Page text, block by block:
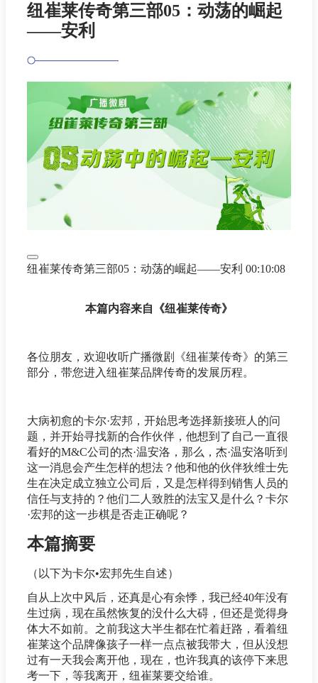
纽崔莱传奇第三部05：动荡的崛起
——安利
纽崔莱传奇第三部05：动荡的崛起——安利 00:10:08
本篇内容来自《纽崔莱传奇》
各位朋友，欢迎收听广播微剧《纽崔莱传奇》的第三
部分，带您进入纽崔莱品牌传奇的发展历程。
大病初愈的卡尔·宏邦，开始思考选择新接班人的问
题，并开始寻找新的合作伙伴，他想到了自己一直很
看好的M&C公司的杰·温安洛，那么，杰·温安洛听到
这一消息会产生怎样的想法？他和他的伙伴狄维士先
生在决定成立独立公司后，又是怎样得到销售人员的
信任与支持的？他们二人致胜的法宝又是什么？卡尔
·宏邦的这一步棋是否走正确呢？
本篇摘要
（以下为卡尔•宏邦先生自述）
自从上次中风后，还真是心有余悸，我已经40年没有
生过病，现在虽然恢复的没什么大碍，但还是觉得身
体大不如前。之前我这大半生都在忙着赶路，看着纽
崔莱这个品牌像孩子一样一点点被我带大，但从没想
过有一天我会离开他，现在，也许我真的该停下来思
考一下，等我离开，纽崔莱要交给谁。